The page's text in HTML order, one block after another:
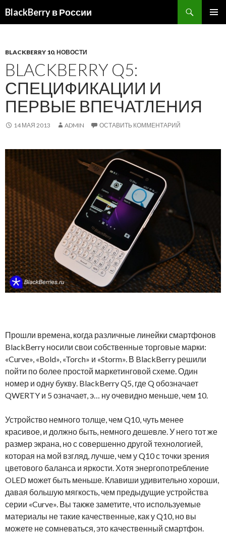
BlackBerry в России
BLACKBERRY 10, НОВОСТИ
BLACKBERRY Q5:
СПЕЦИФИКАЦИИ И
ПЕРВЫЕ ВПЕЧАТЛЕНИЯ
14 МАЯ 2013 ADMIN ОСТАВИТЬ КОММЕНТАРИЙ
Прошли времена, когда различные линейки смартфонов
BlackBerry носили свои собственные торговые марки:
«Curve», «Bold», «Torch» и «Storm». В BlackBerry решили
пойти по более простой маркетинговой схеме. Один
номер и одну букву. BlackBerry Q5, где Q обозначает
QWERTY и 5 означает, э… ну очевидно меньше, чем 10.
Устройство немного толще, чем Q10, чуть менее
красивое, и должно быть, немного дешевле. У него тот же
размер экрана, но с совершенно другой технологией,
которая на мой взгляд, лучше, чем у Q10 с точки зрения
цветового баланса и яркости. Хотя энергопотребление
OLED может быть меньше. Клавиши удивительно хороши,
давая большую мягкость, чем предыдущие устройства
серии «Curve». Вы также заметите, что используемые
материалы не такие качественные, как у Q10, но вы
можете не сомневаться, это качественный смартфон.